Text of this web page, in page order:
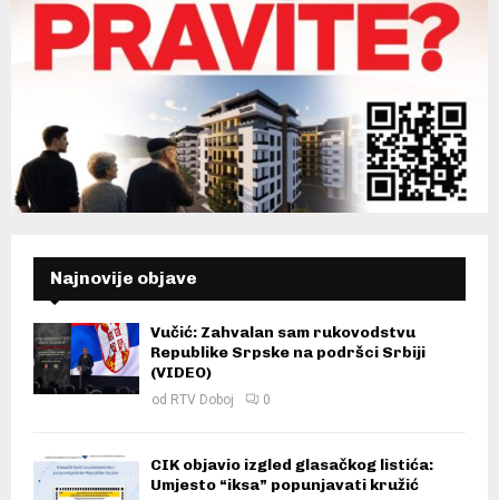
Najnovije objave
Vučić: Zahvalan sam rukovodstvu
Republike Srpske na podršci Srbiji
(VIDEO)
od RTV Doboj 0
CIK objavio izgled glasačkog listića:
Umjesto “iksa” popunjavati kružić